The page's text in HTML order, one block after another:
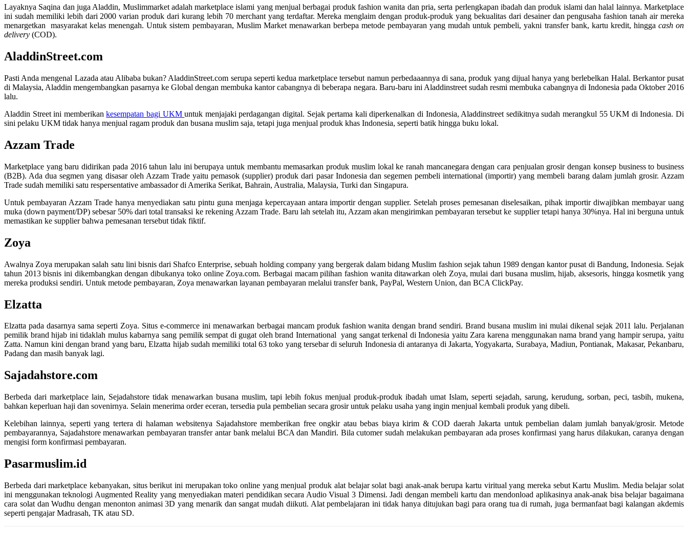
Layaknya Saqina dan juga Aladdin, Muslimmarket adalah marketplace islami yang menjual berbagai produk fashion wanita dan pria, serta perlengkapan ibadah dan produk islami dan halal lainnya. Marketplace
ini sudah memiliki lebih dari 2000 varian produk dari kurang lebih 70 merchant yang terdaftar. Mereka menglaim dengan produk-produk yang bekualitas dari desainer dan pengusaha fashion tanah air mereka
menargetkan masyarakat kelas menengah. Untuk sistem pembayaran, Muslim Market menawarkan berbepa metode pembayaran yang mudah untuk pembeli, yakni transfer bank, kartu kredit, hingga cash on
delivery (COD).
AladdinStreet.com
Pasti Anda mengenal Lazada atau Alibaba bukan? AladdinStreet.com serupa seperti kedua marketplace tersebut namun perbedaaannya di sana, produk yang dijual hanya yang berlebelkan Halal. Berkantor pusat
di Malaysia, Aladdin mengembangkan pasarnya ke Global dengan membuka kantor cabangnya di beberapa negara. Baru-baru ini Aladdinstreet sudah resmi membuka cabangnya di Indonesia pada Oktober 2016
lalu.
Aladdin Street ini memberikankesempatan bagi UKMuntuk menjajaki perdagangan digital. Sejak pertama kali diperkenalkan di Indonesia, Aladdinstreet sedikitnya sudah merangkul 55 UKM di Indonesia. Di
sini pelaku UKM tidak hanya menjual ragam produk dan busana muslim saja, tetapi juga menjual produk khas Indonesia, seperti batik hingga buku lokal.
Azzam Trade
Marketplace yang baru didirikan pada 2016 tahun lalu ini berupaya untuk membantu memasarkan produk muslim lokal ke ranah mancanegara dengan cara penjualan grosir dengan konsep business to business
(B2B). Ada dua segmen yang disasar oleh Azzam Trade yaitu pemasok (supplier) produk dari pasar Indonesia dan segemen pembeli international (importir) yang membeli barang dalam jumlah grosir. Azzam
Trade sudah memiliki satu respersentative ambassador di Amerika Serikat, Bahrain, Australia, Malaysia, Turki dan Singapura.
Untuk pembayaran Azzam Trade hanya menyediakan satu pintu guna menjaga kepercayaan antara importir dengan supplier. Setelah proses pemesanan diselesaikan, pihak importir diwajibkan membayar uang
muka (down payment/DP) sebesar 50% dari total transaksi ke rekening Azzam Trade. Baru lah setelah itu, Azzam akan mengirimkan pembayaran tersebut ke supplier tetapi hanya 30%nya. Hal ini berguna untuk
memastikan ke supplier bahwa pemesanan tersebut tidak fiktif.
Zoya
Awalnya Zoya merupakan salah satu lini bisnis dari Shafco Enterprise, sebuah holding company yang bergerak dalam bidang Muslim fashion sejak tahun 1989 dengan kantor pusat di Bandung, Indonesia. Sejak
tahun 2013 bisnis ini dikembangkan dengan dibukanya toko online Zoya.com. Berbagai macam pilihan fashion wanita ditawarkan oleh Zoya, mulai dari busana muslim, hijab, aksesoris, hingga kosmetik yang
mereka produksi sendiri. Untuk metode pembayaran, Zoya menawarkan layanan pembayaran melalui transfer bank, PayPal, Western Union, dan BCA ClickPay.
Elzatta
Elzatta pada dasarnya sama seperti Zoya. Situs e-commerce ini menawarkan berbagai mancam produk fashion wanita dengan brand sendiri. Brand busana muslim ini mulai dikenal sejak 2011 lalu. Perjalanan
pemilik brand hijab ini tidaklah mulus kabarnya sang pemilik sempat di gugat oleh brand International yang sangat terkenal di Indonesia yaitu Zara karena menggunakan nama brand yang hampir serupa, yaitu
Zatta. Namun kini dengan brand yang baru, Elzatta hijab sudah memiliki total 63 toko yang tersebar di seluruh Indonesia di antaranya di Jakarta, Yogyakarta, Surabaya, Madiun, Pontianak, Makasar, Pekanbaru,
Padang dan masih banyak lagi.
Sajadahstore.com
Berbeda dari marketplace lain, Sejadahstore tidak menawarkan busana muslim, tapi lebih fokus menjual produk-produk ibadah umat Islam, seperti sejadah, sarung, kerudung, sorban, peci, tasbih, mukena,
bahkan keperluan haji dan sovenirnya. Selain menerima order eceran, tersedia pula pembelian secara grosir untuk pelaku usaha yang ingin menjual kembali produk yang dibeli.
Kelebihan lainnya, seperti yang tertera di halaman websitenya Sajadahstore memberikan free ongkir atau bebas biaya kirim & COD daerah Jakarta untuk pembelian dalam jumlah banyak/grosir. Metode
pembayarannya, Sajadahstore menawarkan pembayaran transfer antar bank melalui BCA dan Mandiri. Bila cutomer sudah melakukan pembayaran ada proses konfirmasi yang harus dilakukan, caranya dengan
mengisi form konfirmasi pembayaran.
Pasarmuslim.id
Berbeda dari marketplace kebanyakan, situs berikut ini merupakan toko online yang menjual produk alat belajar solat bagi anak-anak berupa kartu viritual yang mereka sebut Kartu Muslim. Media belajar solat
ini menggunakan teknologi Augmented Reality yang menyediakan materi pendidikan secara Audio Visual 3 Dimensi. Jadi dengan membeli kartu dan mendonload aplikasinya anak-anak bisa belajar bagaimana
cara solat dan Wudhu dengan menonton animasi 3D yang menarik dan sangat mudah diikuti. Alat pembelajaran ini tidak hanya ditujukan bagi para orang tua di rumah, juga bermanfaat bagi kalangan akdemis
seperti pengajar Madrasah, TK atau SD.